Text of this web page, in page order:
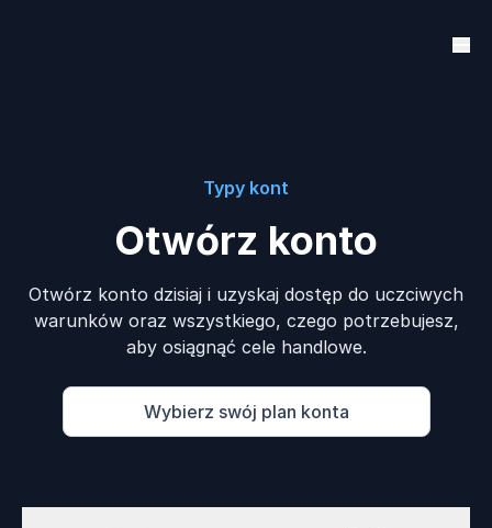
Typy kont
Otwórz konto
Otwórz konto dzisiaj i uzyskaj dostęp do uczciwych
warunków oraz wszystkiego, czego potrzebujesz,
aby osiągnąć cele handlowe.
Wybierz swój plan konta